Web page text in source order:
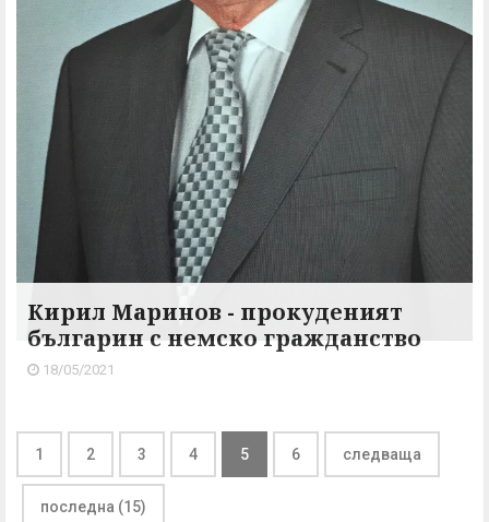
Кирил Маринов - прокуденият
българин с немско гражданство
18/05/2021
1 2 3 4 5 6 следваща
последна (15)